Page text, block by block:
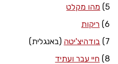
5) מהו מקלט
6) ריקות
7)
בודהיצ'יטה (באנגלית)
8)
חיי עבר ועתיד